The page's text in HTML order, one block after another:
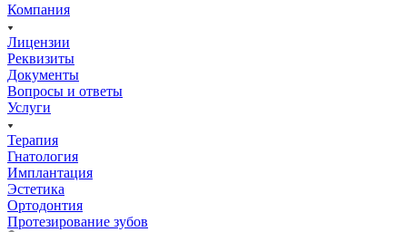
Компания
Лицензии
Реквизиты
Документы
Вопросы и ответы
Услуги
Терапия
Гнатология
Имплантация
Эстетика
Ортодонтия
Протезирование зубов